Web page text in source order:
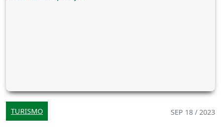
TURISMO SEP 18 / 2023